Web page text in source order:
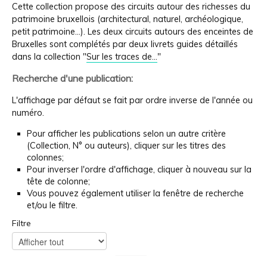
Cette collection propose des circuits autour des richesses du
patrimoine bruxellois (architectural, naturel, archéologique,
petit patrimoine...). Les deux circuits autours des enceintes de
Bruxelles sont complétés par deux livrets guides détaillés
dans la collection "Sur les traces de..."
Recherche d'une publication:
L'affichage par défaut se fait par ordre inverse de l'année ou
numéro.
Pour afficher les publications selon un autre critère
(Collection, N° ou auteurs), cliquer sur les titres des
colonnes;
Pour inverser l'ordre d'affichage, cliquer à nouveau sur la
tête de colonne;
Vous pouvez également utiliser la fenêtre de recherche
et/ou le filtre.
Filtre